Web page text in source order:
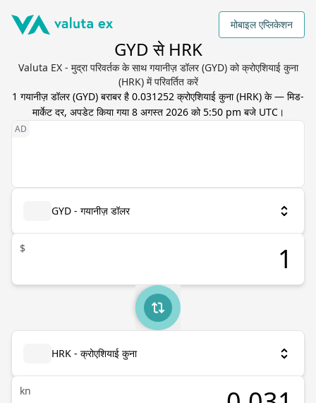
मोबाइल एप्लिकेशन
GYD से HRK
Valuta EX - मुद्रा परिवर्तक के साथ गयानीज़ डॉलर (GYD) को क्रोएशियाई कुना
(HRK) में परिवर्तित करें
1 गयानीज़ डॉलर(GYD) बराबर है 0.031252 क्रोएशियाई कुना(HRK) के — मिड-
मार्केट दर, अपडेट किया गया8 अगस्त 2026 को 5:50 pm बजे UTC।
GYD - गयानीज़ डॉलर
$
HRK - क्रोएशियाई कुना
kn